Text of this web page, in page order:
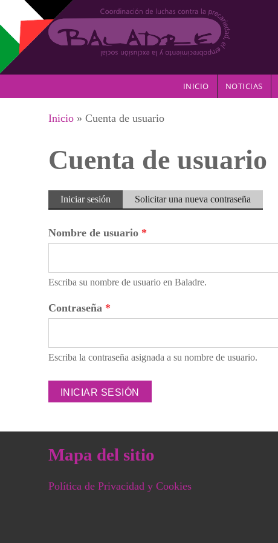
Pasar al contenido principal
INICIO NOTICIAS
Se encuentra usted aquí
Inicio » Cuenta de usuario
Cuenta de usuario
Solapas principales
Iniciar sesión (solapaSolicitar una nueva contraseña
Nombre de usuario *
Escriba su nombre de usuario en Baladre.
Contraseña *
Escriba la contraseña asignada a su nombre de usuario.
Mapa del sitio
Política de Privacidad y Cookies